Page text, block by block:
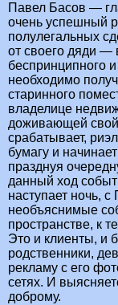
Павел Басов —
очень успешный
полулегальных
от своего дяди —
беспринципного
необходимо
старинного
владелице
доживающей
срабатывает,
бумагу и
празднуя
данный ход
наступает ночь,
необъяснимые
пространстве, к
Это и клиенты, и
родственники,
рекламу с его
сетях. И
доброму.